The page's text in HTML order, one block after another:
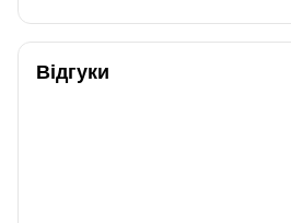
Відгуки